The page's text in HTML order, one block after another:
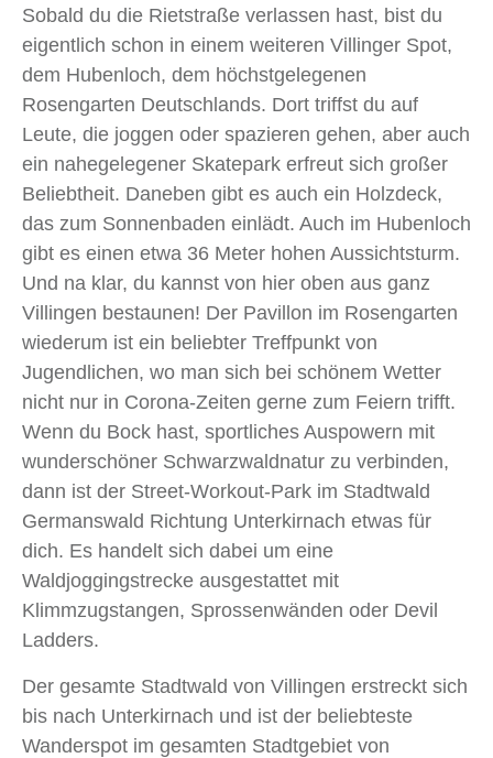
Sobald du die Rietstraße verlassen hast, bist du
eigentlich schon in einem weiteren Villinger Spot,
dem Hubenloch, dem höchstgelegenen
Rosengarten Deutschlands. Dort triffst du auf
Leute, die joggen oder spazieren gehen, aber auch
ein nahegelegener Skatepark erfreut sich großer
Beliebtheit. Daneben gibt es auch ein Holzdeck,
das zum Sonnenbaden einlädt. Auch im Hubenloch
gibt es einen etwa 36 Meter hohen Aussichtsturm.
Und na klar, du kannst von hier oben aus ganz
Villingen bestaunen! Der Pavillon im Rosengarten
wiederum ist ein beliebter Treffpunkt von
Jugendlichen, wo man sich bei schönem Wetter
nicht nur in Corona-Zeiten gerne zum Feiern trifft.
Wenn du Bock hast, sportliches Auspowern mit
wunderschöner Schwarzwaldnatur zu verbinden,
dann ist der Street-Workout-Park im Stadtwald
Germanswald Richtung Unterkirnach etwas für
dich. Es handelt sich dabei um eine
Waldjoggingstrecke ausgestattet mit
Klimmzugstangen, Sprossenwänden oder Devil
Ladders.
Der gesamte Stadtwald von Villingen erstreckt sich
bis nach Unterkirnach und ist der beliebteste
Wanderspot im gesamten Stadtgebiet von